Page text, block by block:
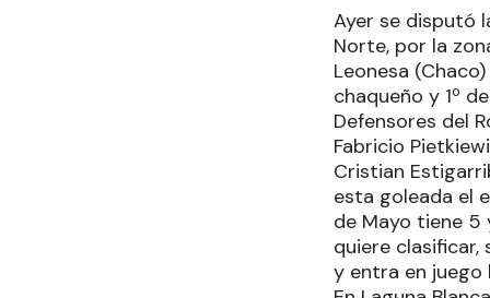
Ayer se disputó
Norte, por la
Leonesa
chaqueño y 1º
Defensores del
Fabricio
Cristian
esta goleada el
de Mayo tiene 5
quiere
y entra en juego